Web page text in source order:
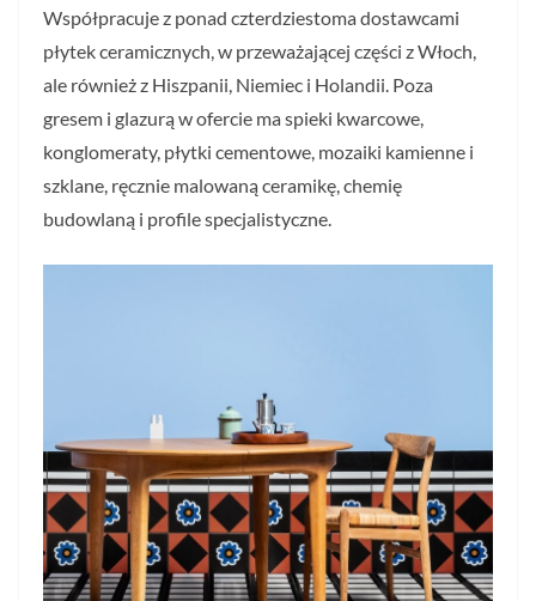
Współpracuje z ponad czterdziestoma dostawcami
płytek ceramicznych, w przeważającej części z Włoch,
ale również z Hiszpanii, Niemiec i Holandii. Poza
gresem i glazurą w ofercie ma spieki kwarcowe,
konglomeraty, płytki cementowe, mozaiki kamienne i
szklane, ręcznie malowaną ceramikę, chemię
budowlaną i profile specjalistyczne.